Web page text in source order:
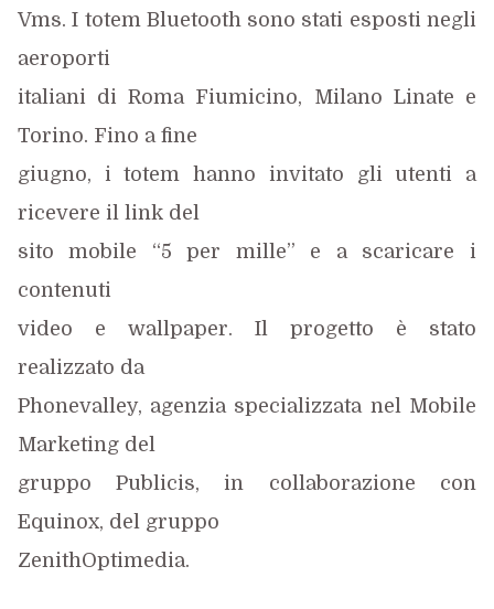
Vms. I totem Bluetooth sono stati esposti negli
aeroporti
italiani di Roma Fiumicino, Milano Linate e
Torino. Fino a fine
giugno, i totem hanno invitato gli utenti a
ricevere il link del
sito mobile “5 per mille” e a scaricare i
contenuti
video e wallpaper. Il progetto è stato
realizzato da
Phonevalley, agenzia specializzata nel Mobile
Marketing del
gruppo Publicis, in collaborazione con
Equinox, del gruppo
ZenithOptimedia.